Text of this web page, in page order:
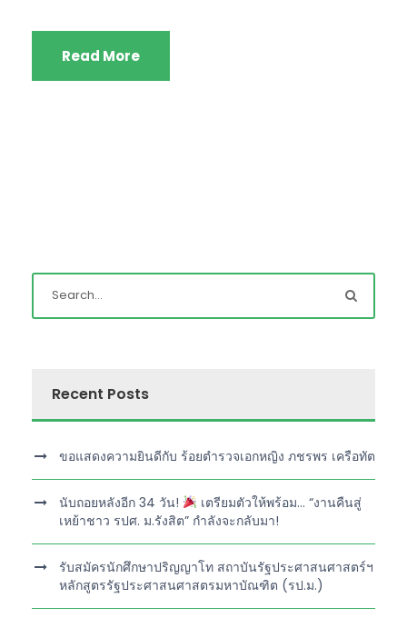
Read More
Recent Posts
ขอแสดงความยินดีกับ ร้อยตำรวจเอกหญิง ภชรพร เครือทัต
นับถอยหลังอีก 34 วัน!
เตรียมตัวให้พร้อม… “งานคืนสู่
เหย้าชาว รปศ. ม.รังสิต” กำลังจะกลับมา!
รับสมัครนักศึกษาปริญญาโท สถาบันรัฐประศาสนศาสตร์ฯ
หลักสูตรรัฐประศาสนศาสตรมหาบัณฑิต (รป.ม.)